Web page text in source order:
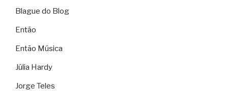
Blague do Blog
Então
Então Música
Júlia Hardy
Jorge Teles